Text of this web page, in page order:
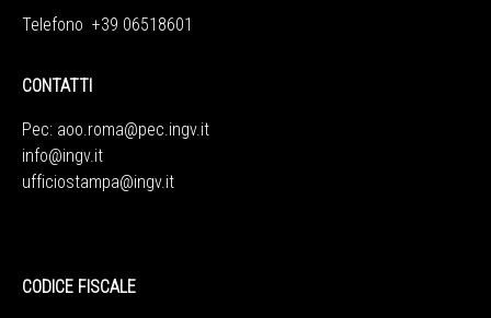
Telefono +39 06518601
CONTATTI
Pec: aoo.roma@pec.ingv.it
info@ingv.it
ufficiostampa@ingv.it
CODICE FISCALE